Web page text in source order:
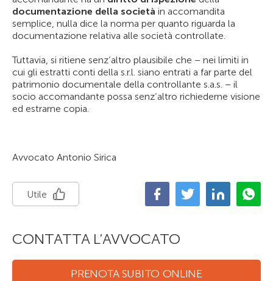
documentazione della società in accomandita
semplice, nulla dice la norma per quanto riguarda la
documentazione relativa alle società controllate.
Tuttavia, si ritiene senz’altro plausibile che – nei limiti in
cui gli estratti conti della s.r.l. siano entrati a far parte del
patrimonio documentale della controllante s.a.s. – il
socio accomandante possa senz’altro richiederne visione
ed estrarne copia.
Avvocato Antonio Sirica
Utile
CONTATTA L’AVVOCATO
PRENOTA SUBITO ONLINE